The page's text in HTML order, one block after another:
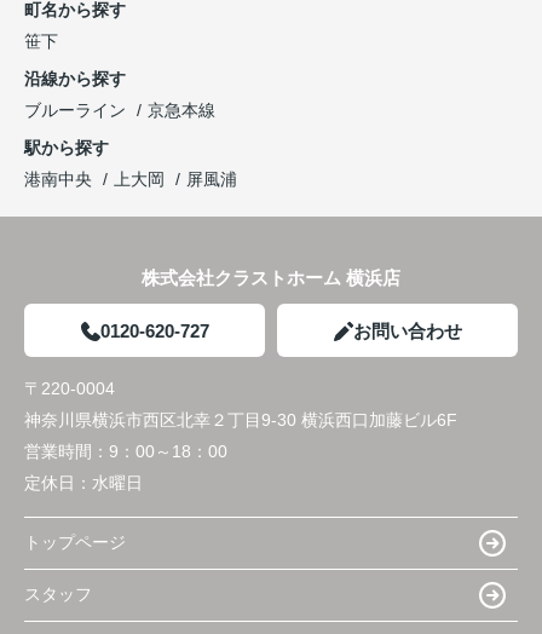
町名から探す
笹下
沿線から探す
ブルーライン
京急本線
駅から探す
港南中央
上大岡 屏風浦
株式会社クラストホーム 横浜店
0120-620-727 お問い合わせ
〒220-0004
神奈川県横浜市西区北幸２丁目9-30 横浜西口加藤ビル6F
営業時間： 9：00～18：00
定休日： 水曜日
トップページ
スタッフ